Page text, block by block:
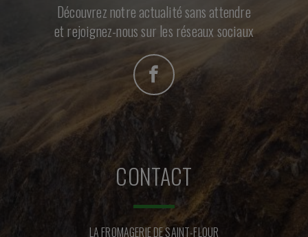
Découvrez notre actualité sans attendre
et rejoignez-nous sur les réseaux sociaux
CONTACT
LA FROMAGERIE DE SAINT-FLOUR